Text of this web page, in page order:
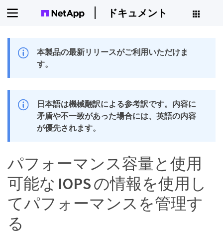
ドキュメント
本製品の最新リリースがご利用いただけま
す。
日本語は機械翻訳による参考訳です。内容に
矛盾や不一致があった場合には、英語の内容
が優先されます。
パフォーマンス容量と使用
可能な IOPS の情報を使用し
てパフォーマンスを管理す
る